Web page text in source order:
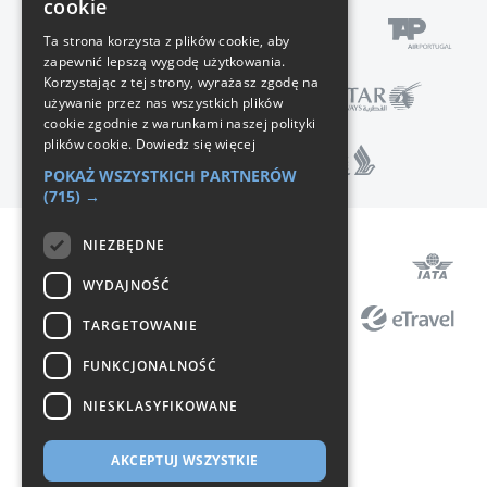
Pomoc
Regulamin
Polityka prywatności
Ochrona danych
O nas
Kontakt
cookie
Ta strona korzysta z plików cookie, aby
zapewnić lepszą wygodę użytkowania.
Korzystając z tej strony, wyrażasz zgodę na
używanie przez nas wszystkich plików
cookie zgodnie z warunkami naszej polityki
plików cookie. Dowiedz się więcej
POKAŻ WSZYSTKICH PARTNERÓW
(715) →
NIEZBĘDNE
WYDAJNOŚĆ
TARGETOWANIE
FUNKCJONALNOŚĆ
NIESKLASYFIKOWANE
AKCEPTUJ WSZYSTKIE